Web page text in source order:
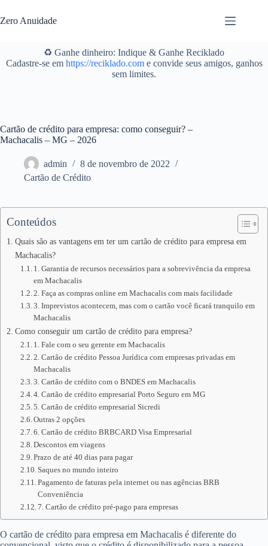
para
o
Zero Anuidade
♻️ Ganhe dinheiro: Indique & Ganhe Reciklado
Cadastre-se em https://reciklado.come convide seus amigos, ganhos
sem limites.
Cartão de crédito para empresa: como conseguir? –
Machacalis – MG – 2026
admin
8 de novembro de 2022
Cartão de Crédito
Conteúdos
Quais são as vantagens em ter um cartão de crédito para empresa em
Machacalis?
1. Garantia de recursos necessários para a sobrevivência da empresa
em Machacalis
2. Faça as compras online em Machacalis com mais facilidade
3. Imprevistos acontecem, mas com o cartão você ficará tranquilo em
Machacalis
Como conseguir um cartão de crédito para empresa?
1. Fale com o seu gerente em Machacalis
2. Cartão de crédito Pessoa Jurídica com empresas privadas em
Machacalis
3. Cartão de crédito com o BNDES em Machacalis
4. Cartão de crédito empresarial Porto Seguro em MG
5. Cartão de crédito empresarial Sicredi
Outras 2 opções
6. Cartão de crédito BRBCARD Visa Empresarial
Descontos em viagens
Prazo de até 40 dias para pagar
Saques no mundo inteiro
Pagamento de faturas pela internet ou nas agências BRB
Conveniência
7. Cartão de crédito pré-pago para empresas
O cartão de crédito para empresa em Machacalis é diferente do